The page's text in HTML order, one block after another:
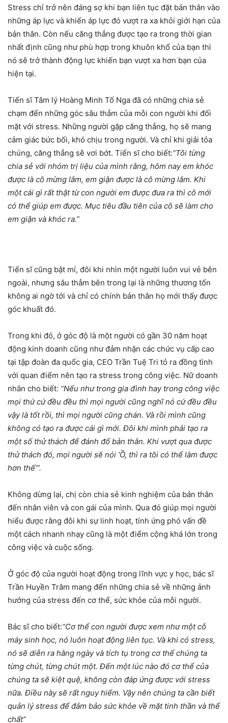
Stress chỉ trở nên đáng sợ khi bạn liên tục đặt bản thân vào
những áp lực và khiến áp lực đó vượt ra xa khỏi giới hạn của
bản thân. Còn nếu căng thẳng được tạo ra trong thời gian
nhất định cũng như phù hợp trong khuôn khổ của bạn thì
nó sẽ trở thành động lực khiến bạn vượt xa hơn bạn của
hiện tại.
Tiến sĩ Tâm lý Hoàng Minh Tố Nga đã có những chia sẻ
chạm đến những góc sâu thẳm của mỗi con người khi đối
mặt với stress. Những người gặp căng thẳng, họ sẽ mang
cảm giác bức bối, khó chịu trong người. Và chỉ khi giải tỏa
chúng, căng thẳng sẽ vơi bớt. Tiến sĩ cho biết:“Tôi từng
chia sẻ với nhóm trị liệu của mình rằng, hôm nay em khóc
được là cô mừng lắm, em giận được là cô mừng lắm. Khi
một cái gì rất thật từ con người em được đưa ra thì cô mới
có thể giúp em được. Mục tiêu đầu tiên của cô sẽ làm cho
em giận và khóc ra.”
Tiến sĩ cũng bật mí, đôi khi nhìn một người luôn vui vẻ bên
ngoài, nhưng sâu thẳm bên trong lại là những thương tổn
không ai ngờ tới và chỉ có chính bản thân họ mới thấy được
góc khuất đó.
Trong khi đó, ở góc độ là một người có gần 30 năm hoạt
động kinh doanh cũng như đảm nhận các chức vụ cấp cao
tại tập đoàn đa quốc gia, CEO Trần Tuệ Tri tỏ ra đồng tình
với quan điểm nên tạo ra stress trong công việc. Nữ doanh
nhân cho biết: “Nếu như trong gia đình hay trong công việc
mọi thứ cứ đều đều thì mọi người cũng nghĩ nó cứ đều đều
vậy là tốt rồi, thì mọi người cũng chán. Và rồi mình cũng
không có tạo ra được cái gì mới. Đôi khi mình phải tạo ra
một số thử thách để đánh đố bản thân. Khi vượt qua được
thử thách đó, mọi người sẽ nói ‘Ồ, thì ra tôi có thể làm được
hơn thế’”.
Không dừng lại, chị còn chia sẻ kinh nghiệm của bản thân
đến nhân viên và con gái của mình. Qua đó giúp mọi người
hiểu được rằng đôi khi sự linh hoạt, tính ứng phó vấn đề
một cách nhanh nhạy cũng là một điểm cộng khá lớn trong
công việc và cuộc sống.
Ở góc độ của người hoạt động trong lĩnh vực y học, bác sĩ
Trần Huyền Trâm mang đến những chia sẻ về những ảnh
hưởng của stress đến cơ thể, sức khỏe của mỗi người.
Bác sĩ cho biết:“Cơ thể con người được xem như một cỗ
máy sinh học, nó luôn hoạt động liên tục. Và khi có stress,
nó sẽ diễn ra hằng ngày và tích tụ trong cơ thể chúng ta
từng chút, từng chút một. Đến một lúc nào đó cơ thể của
chúng ta sẽ kiệt quệ, không còn đáp ứng được với stress
nữa. Điều này sẽ rất nguy hiểm. Vậy nên chúng ta cần biết
quản lý stress để đảm bảo sức khỏe về mặt tinh thần và thể
chất”